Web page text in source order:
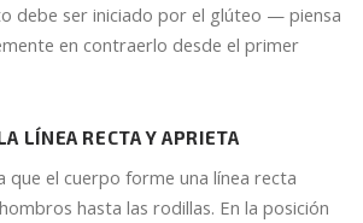
debe ser iniciado por el glúteo — piensa
en contraerlo desde el primer
LÍNEA RECTA Y APRIETA
que el cuerpo forme una línea recta
hasta las rodillas. En la posición